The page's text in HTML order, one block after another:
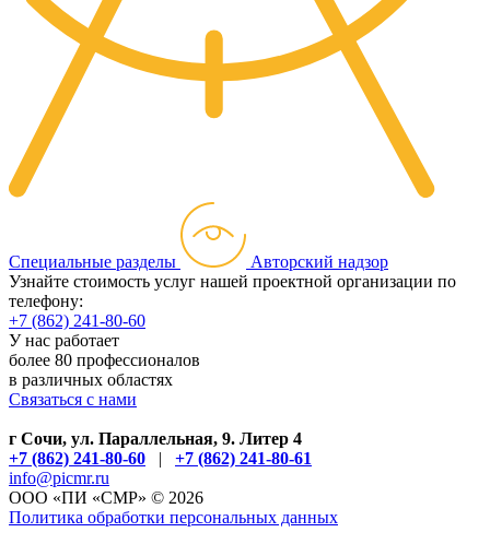
Специальные разделы
Авторский надзор
Узнайте стоимость услуг нашей проектной организации по
телефону:
+7 (862) 241-80-60
У нас работает
более 80 профессионалов
в различных областях
Связаться с нами
г Сочи, ул. Параллельная, 9. Литер 4
+7 (862) 241-80-60
|
+7 (862) 241-80-61
info@picmr.ru
ОOО «ПИ «СМР» © 2026
Политика обработки персональных данных